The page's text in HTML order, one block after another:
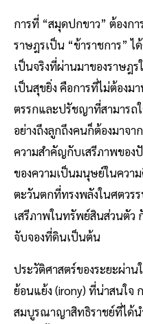
การที่ “สมุดปกขาว” ต้องก
ราษฎรเป็น “ข้าราชการ”
เป็นจริงที่ผ่านมาของราษฎ
เป็นสุขยิ่ง คือการที่ไม่ต้องม
ตรรกและปรัชญาที่สามารถ
อย่างถึงลูกถึงคนก็ต้องมาจา
ความสำคัญกับเสรีภาพของ
ของความเป็นมนุษย์ในควา
ตะวันตกที่ทรงพลังในศตวร
เสรีภาพในทรัพย์สินส่วนตัว
จับจองที่ดินเป็นต้น
ประวัติศาสตร์ของระยะผ่า
ย้อนแย้ง (irony) ที่น่าสนใจ
สมบูรณาญาสิทธิราชย์ที่ได้น